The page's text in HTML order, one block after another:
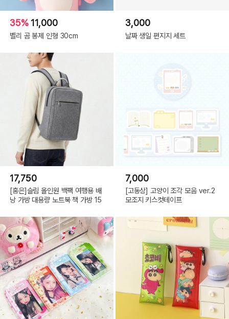
35% 11,000
벨리 곰 봉제 인형 30cm
3,000
날짜 생일 편지지 세트
17,750
[홍은]슬림 올인원 백팩 여행용 배
낭 가방 대용량 노트북 책 가방 15
7,000
[고동상] 고양이 조각 모음 ver.2
모조지 키스컷테이프